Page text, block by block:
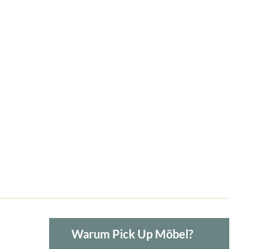
Warum Pick Up Möbel?